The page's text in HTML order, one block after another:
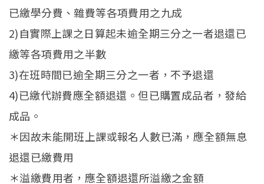
已繳學分費、雜費等各項費用之九成
2)自實際上課之日算起未逾全期三分之一者退還已
繳等各項費用之半數
3)在班時間已逾全期三分之一者，不予退還
4)已繳代辦費應全額退還。但已購置成品者，發給
成品。
＊因故未能開班上課或報名人數已滿，應全額無息
退還已繳費用
＊溢繳費用者，應全額退還所溢繳之金額